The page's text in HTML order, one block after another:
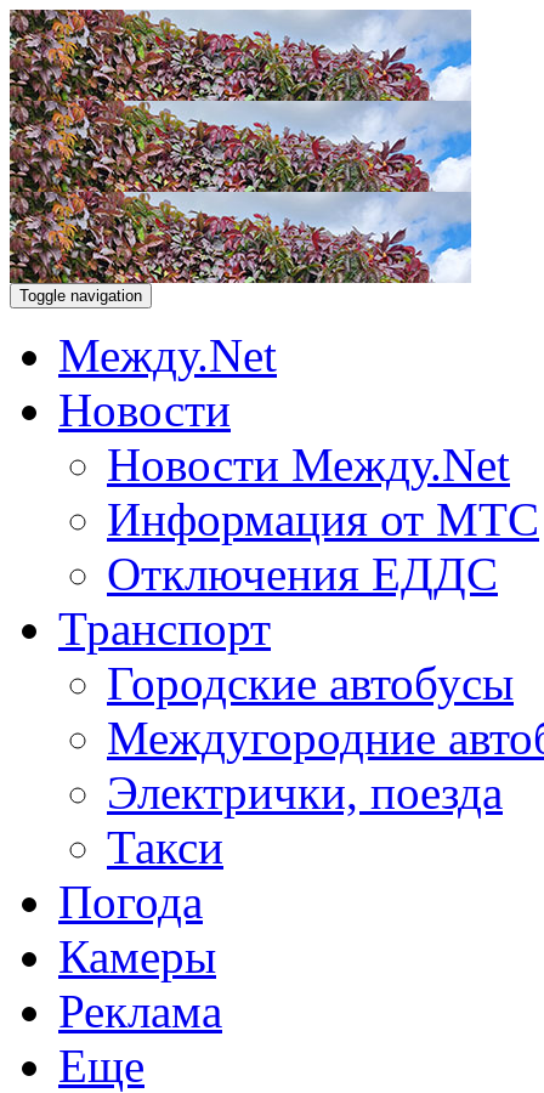
Toggle navigation
Между.Net
Новости
Новости Между.Net
Информация от МТС
Отключения ЕДДС
Транспорт
Городские автобусы
Междугородние
Электрички, поезда
Такси
Погода
Камеры
Реклама
Еще